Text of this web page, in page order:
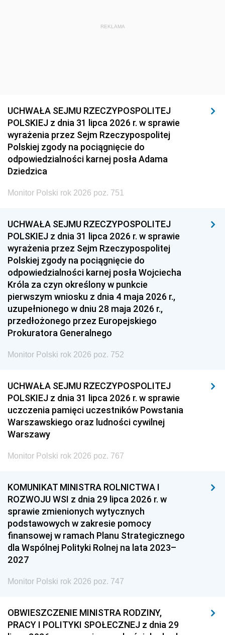
REKLAMA
UCHWAŁA SEJMU RZECZYPOSPOLITEJ
POLSKIEJ z dnia 31 lipca 2026 r. w sprawie
wyrażenia przez Sejm Rzeczypospolitej
Polskiej zgody na pociągnięcie do
odpowiedzialności karnej posła Adama
Dziedzica
Monitor Polski rok 2026 poz. 751
UCHWAŁA SEJMU RZECZYPOSPOLITEJ
POLSKIEJ z dnia 31 lipca 2026 r. w sprawie
wyrażenia przez Sejm Rzeczypospolitej
Polskiej zgody na pociągnięcie do
odpowiedzialności karnej posła Wojciecha
Króla za czyn określony w punkcie
pierwszym wniosku z dnia 4 maja 2026 r.,
uzupełnionego w dniu 28 maja 2026 r.,
przedłożonego przez Europejskiego
Prokuratora Generalnego
Monitor Polski rok 2026 poz. 752
UCHWAŁA SEJMU RZECZYPOSPOLITEJ
POLSKIEJ z dnia 31 lipca 2026 r. w sprawie
uczczenia pamięci uczestników Powstania
Warszawskiego oraz ludności cywilnej
Warszawy
Monitor Polski rok 2026 poz. 767
KOMUNIKAT MINISTRA ROLNICTWA I
ROZWOJU WSI z dnia 29 lipca 2026 r. w
sprawie zmienionych wytycznych
podstawowych w zakresie pomocy
finansowej w ramach Planu Strategicznego
dla Wspólnej Polityki Rolnej na lata 2023–
2027
Monitor Polski rok 2026 poz. 747
OBWIESZCZENIE MINISTRA RODZINY,
PRACY I POLITYKI SPOŁECZNEJ z dnia 29